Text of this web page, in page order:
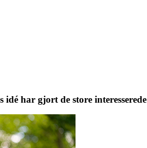
har gjort de store interesserede